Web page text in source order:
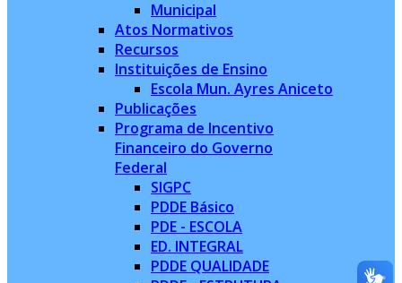
Municipal
Atos Normativos
Recursos
Instituições de Ensino
Escola Mun. Ayres Aniceto
Publicações
Programa de Incentivo
Financeiro do Governo
Federal
SIGPC
PDDE Básico
PDE - ESCOLA
ED. INTEGRAL
PDDE QUALIDADE